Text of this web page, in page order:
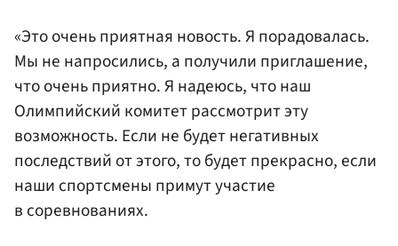
«Это очень приятная новость. Я порадовалась.
Мы не напросились, а получили приглашение,
что очень приятно. Я надеюсь, что наш
Олимпийский комитет рассмотрит эту
возможность. Если не будет негативных
последствий от этого, то будет прекрасно, если
наши спортсмены примут участие
в соревнованиях.